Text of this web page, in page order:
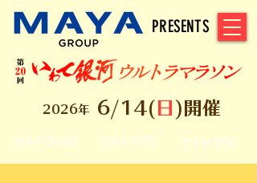
2026年 6/14( 日 )開催
ウルトラ100 ウルトラ70 ウルトラ50
PRESENTS